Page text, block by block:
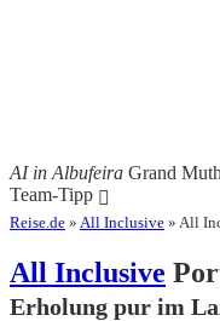
AI in Albufeira Grand
Team-Tipp
Reise.de » All Inclusive » All
All Inclusive
Erholung pur im